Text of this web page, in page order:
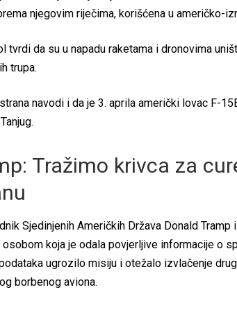
njegovim riječima, korišćena u američko-
tvrdi da su u napadu raketama i dronovima
trupa.
navodi i da je 3. aprila američki lovac F-
Tražimo krivca za
Sjedinjenih Američkih Država Donald
osobom koja je odala povjerljive informacije o
ugrozilo misiju i otežalo izvlačenje
borbenog aviona.